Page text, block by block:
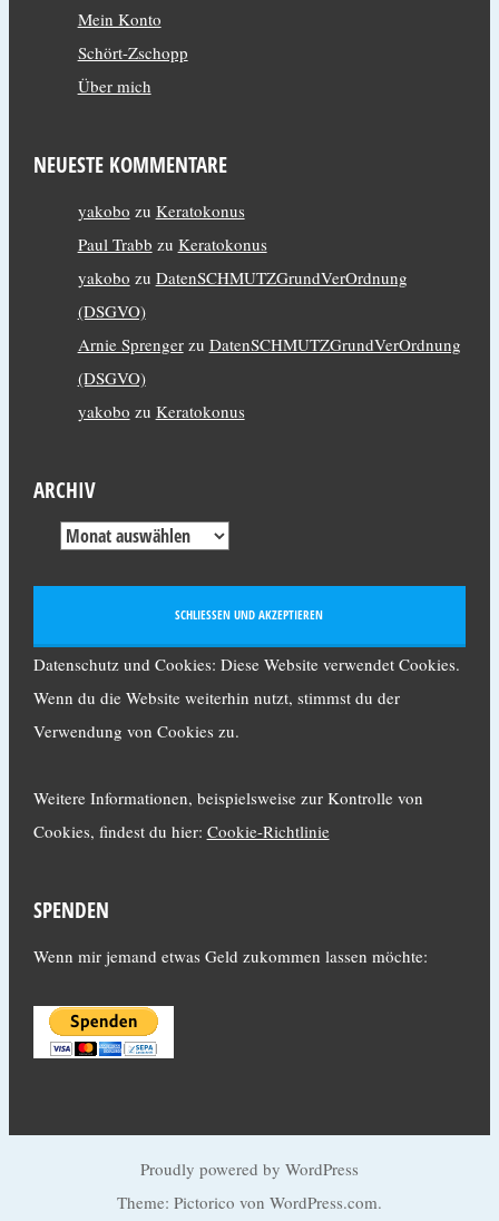
Mein Konto
Schört-Zschopp
Über mich
NEUESTE KOMMENTARE
yakobo zu Keratokonus
Paul Trabb zu Keratokonus
yakobo zu DatenSCHMUTZGrundVerOrdnung
(DSGVO)
Arnie Sprengerzu DatenSCHMUTZGrundVerOrdnung
(DSGVO)
yakobo zu Keratokonus
ARCHIV
Datenschutz und Cookies: Diese Website verwendet Cookies.
Wenn du die Website weiterhin nutzt, stimmst du der
Verwendung von Cookies zu.
Weitere Informationen, beispielsweise zur Kontrolle von
Cookies, findest du hier: Cookie-Richtlinie
SPENDEN
Wenn mir jemand etwas Geld zukommen lassen möchte:
Proudly powered by WordPress
Theme: Pictorico von WordPress.com.